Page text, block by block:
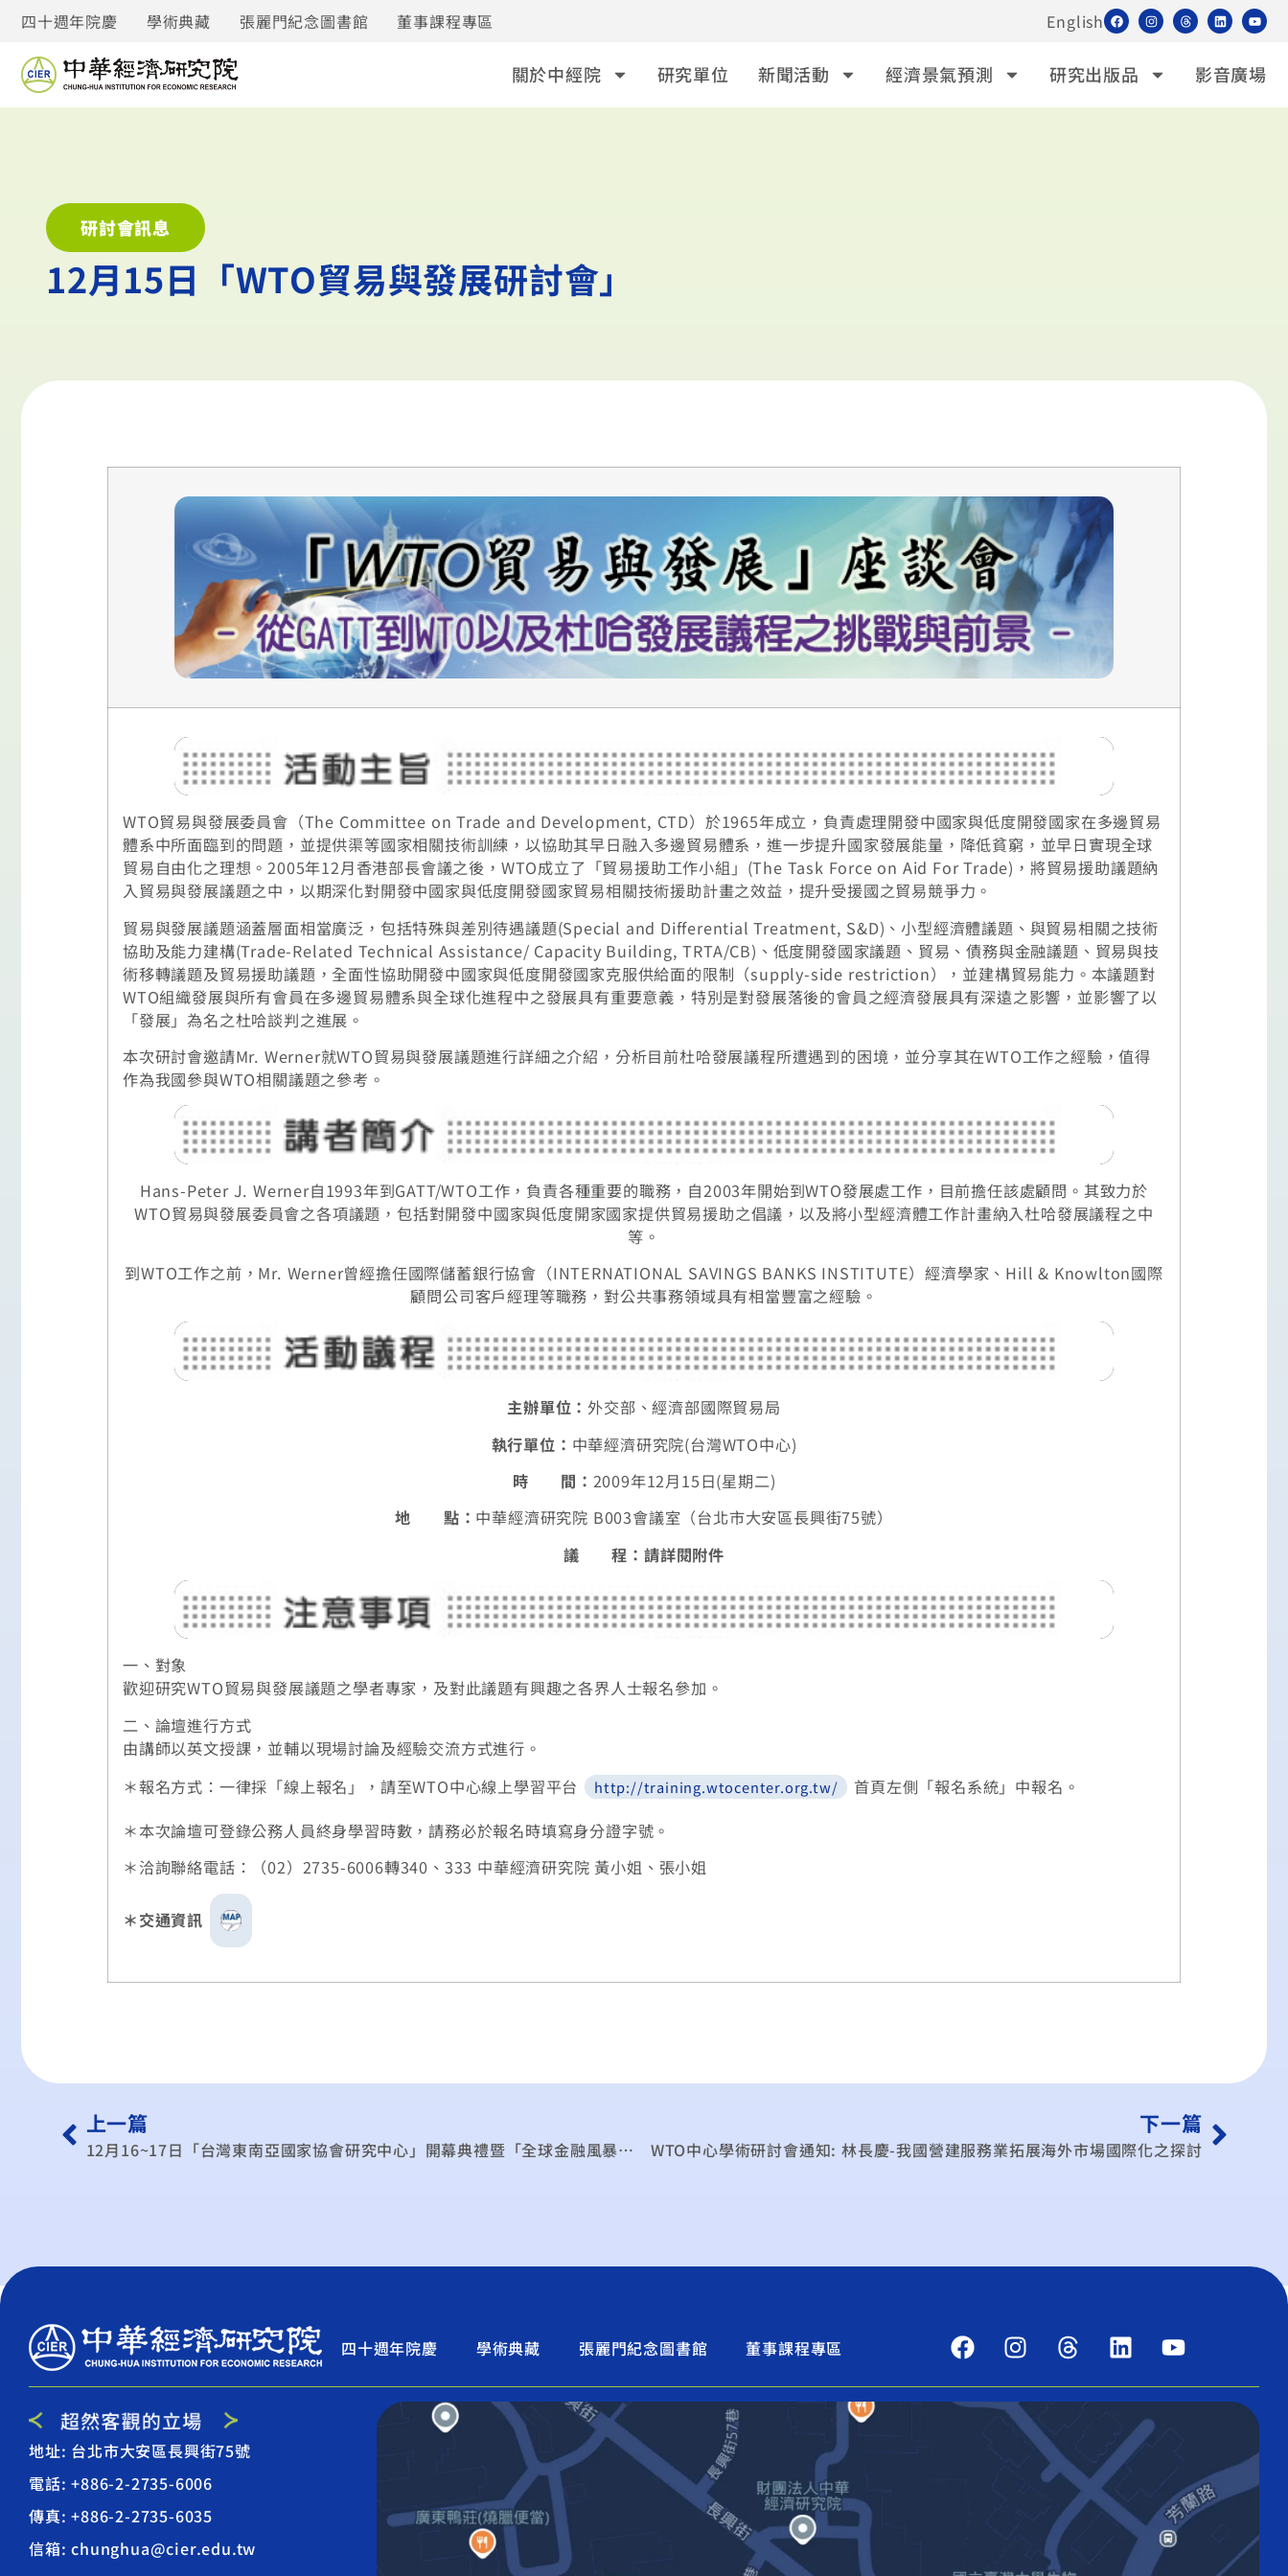
四十週年院慶 學術典藏 張麗門紀念圖書館 董事課程專區 English
關於中經院 研究單位 新聞活動 經濟景氣預測 研究出版品 影音廣場
研討會訊息
12月15日「WTO貿易與發展研討會」
WTO貿易與發展委員會（The Committee on Trade and Development, CTD）於1965年成立，負責處理開發中國家與低度開發國家在多邊貿易
體系中所面臨到的問題，並提供渠等國家相關技術訓練，以協助其早日融入多邊貿易體系，進一步提升國家發展能量，降低貧窮，並早日實現全球
貿易自由化之理想。2005年12月香港部長會議之後，WTO成立了「貿易援助工作小組」(The Task Force on Aid For Trade)，將貿易援助議題納
入貿易與發展議題之中，以期深化對開發中國家與低度開發國家貿易相關技術援助計畫之效益，提升受援國之貿易競爭力。
貿易與發展議題涵蓋層面相當廣泛，包括特殊與差別待遇議題(Special and Differential Treatment, S&D)、小型經濟體議題、與貿易相關之技術
協助及能力建構(Trade-Related Technical Assistance/ Capacity Building, TRTA/CB)、低度開發國家議題、貿易、債務與金融議題、貿易與技
術移轉議題及貿易援助議題，全面性協助開發中國家與低度開發國家克服供給面的限制（supply-side restriction），並建構貿易能力。本議題對
WTO組織發展與所有會員在多邊貿易體系與全球化進程中之發展具有重要意義，特別是對發展落後的會員之經濟發展具有深遠之影響，並影響了以
「發展」為名之杜哈談判之進展。
本次研討會邀請Mr. Werner就WTO貿易與發展議題進行詳細之介紹，分析目前杜哈發展議程所遭遇到的困境，並分享其在WTO工作之經驗，值得
作為我國參與WTO相關議題之參考。
Hans-Peter J. Werner自1993年到GATT/WTO工作，負責各種重要的職務，自2003年開始到WTO發展處工作，目前擔任該處顧問。其致力於
WTO貿易與發展委員會之各項議題，包括對開發中國家與低度開家國家提供貿易援助之倡議，以及將小型經濟體工作計畫納入杜哈發展議程之中
等。
到WTO工作之前，Mr. Werner曾經擔任國際儲蓄銀行協會（INTERNATIONAL SAVINGS BANKS INSTITUTE）經濟學家、Hill & Knowlton國際
顧問公司客戶經理等職務，對公共事務領域具有相當豐富之經驗。
主辦單位： 外交部、經濟部國際貿易局
執行單位： 中華經濟研究院(台灣WTO中心)
時 間： 2009年12月15日(星期二)
地 點： 中華經濟研究院 B003會議室（台北市大安區長興街75號）
議 程：請詳閱附件
一、對象
歡迎研究WTO貿易與發展議題之學者專家，及對此議題有興趣之各界人士報名參加。
二、論壇進行方式
由講師以英文授課，並輔以現場討論及經驗交流方式進行。
＊報名方式：一律採「線上報名」，請至WTO中心線上學習平台
http://training.wtocenter.org.tw/
首頁左側「報名系統」中報名。
＊本次論壇可登錄公務人員終身學習時數，請務必於報名時填寫身分證字號。
＊洽詢聯絡電話：（02）2735-6006轉340、333 中華經濟研究院 黃小姐、張小姐
＊交通資訊
上一篇
12月16~17日「台灣東南亞國家協會研究中心」開幕典禮暨「全球金融風暴後台灣與東協國家加強經濟合作及策略」國際研討會
下一篇
WTO中心學術研討會通知: 林長慶-我國營建服務業拓展海外市場國際化之探討
四十週年院慶 學術典藏 張麗門紀念圖書館 董事課程專區
地址: 台北市大安區長興街75號
電話: +886-2-2735-6006
傳真: +886-2-2735-6035
信箱: chunghua@cier.edu.tw